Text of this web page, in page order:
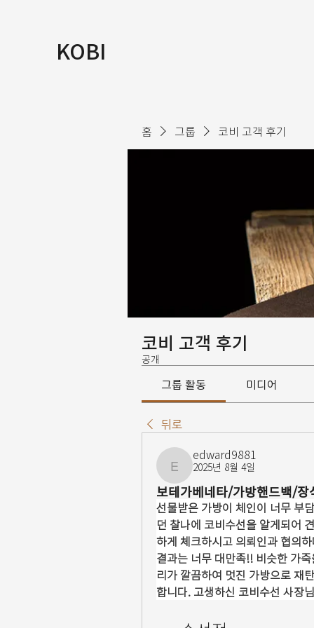
KOBI
홈 그룹 코비 고객 후기
코비 고객 후기
공개
그룹 활동 미디어
뒤로
edward9881
edward9881
2025년 8월 4일
보테가베네타/가방핸드백/장
선물받은 가방이 체인이 너무 부
던 찰나에 코비수선을 알게되어
하게 체크하시고 의뢰인과 협의
결과는 너무 대만족!! 비슷한 가
리가 깔끔하여 멋진 가방으로 재
합니다. 고생하신 코비수선 사장